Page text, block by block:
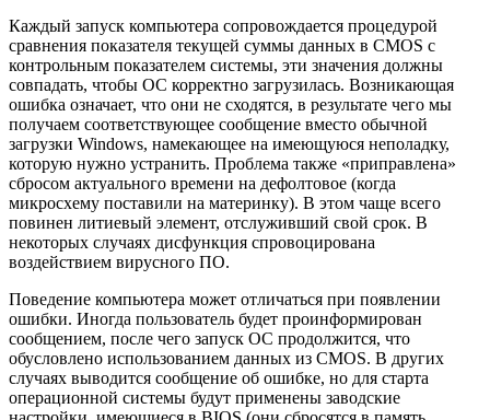
Каждый запуск компьютера сопровождается процедурой
сравнения показателя текущей суммы данных в CMOS с
контрольным показателем системы, эти значения должны
совпадать, чтобы ОС корректно загрузилась. Возникающая
ошибка означает, что они не сходятся, в результате чего мы
получаем соответствующее сообщение вместо обычной
загрузки Windows, намекающее на имеющуюся неполадку,
которую нужно устранить. Проблема также «приправлена»
сбросом актуального времени на дефолтовое (когда
микросхему поставили на материнку). В этом чаще всего
повинен литиевый элемент, отслуживший свой срок. В
некоторых случаях дисфункция спровоцирована
воздействием вирусного ПО.
Поведение компьютера может отличаться при появлении
ошибки. Иногда пользователь будет проинформирован
сообщением, после чего запуск ОС продолжится, что
обусловлено использованием данных из CMOS. В других
случаях выводится сообщение об ошибке, но для старта
операционной системы будут применены заводские